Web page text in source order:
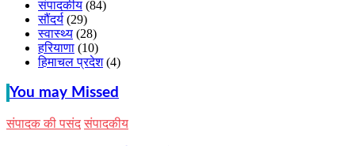
संपादकीय (84)
सौंदर्य (29)
स्वास्थ्य (28)
हरियाणा (10)
हिमाचल प्रदेश(4)
You may Missed
संपादक की पसंद संपादकीय